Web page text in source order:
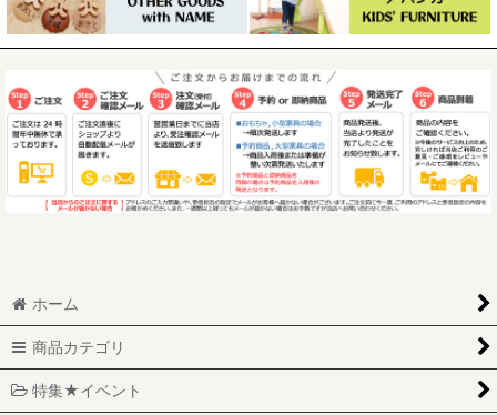
ホーム
商品カテゴリ
特集★イベント